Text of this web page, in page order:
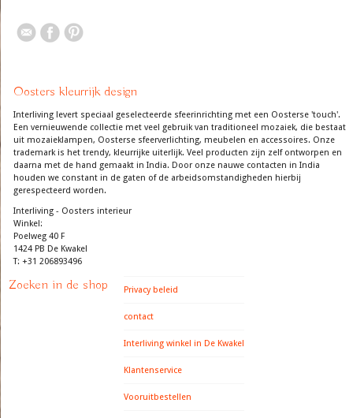
Oosters kleurrijk design
Interliving levert speciaal geselecteerde sfeerinrichting met een Oosterse 'touch'.
Een vernieuwende collectie met veel gebruik van traditioneel mozaiek, die bestaat
uit mozaieklampen, Oosterse sfeerverlichting, meubelen en accessoires. Onze
trademark is het trendy, kleurrijke uiterlijk. Veel producten zijn zelf ontworpen en
daarna met de hand gemaakt in India. Door onze nauwe contacten in India
houden we constant in de gaten of de arbeidsomstandigheden hierbij
gerespecteerd worden.
Interliving - Oosters interieur
Winkel:
Poelweg 40 F
1424 PB De Kwakel
T: +31 206893496
Zoeken in de shop Privacy beleid
contact
Interliving winkel in De Kwakel
Klantenservice
Vooruitbestellen